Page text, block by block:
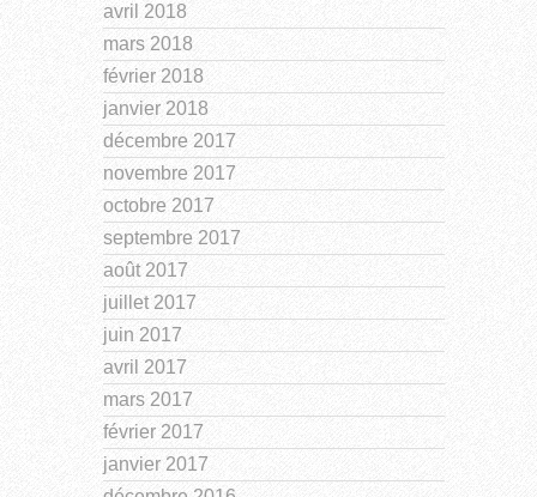
avril 2018
mars 2018
février 2018
janvier 2018
décembre 2017
novembre 2017
octobre 2017
septembre 2017
août 2017
juillet 2017
juin 2017
avril 2017
mars 2017
février 2017
janvier 2017